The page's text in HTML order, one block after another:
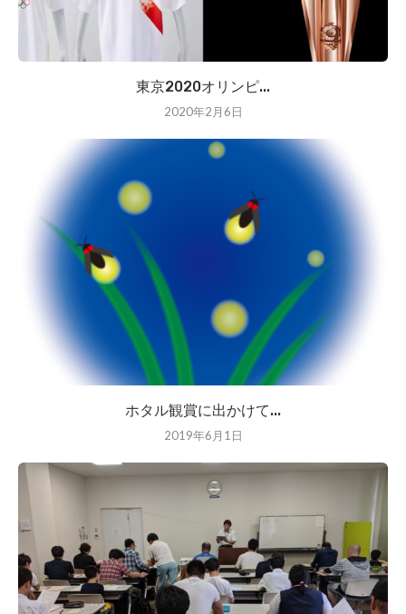
東京2020オリンピ...
2020年2月6日
ホタル観賞に出かけて...
2019年6月1日